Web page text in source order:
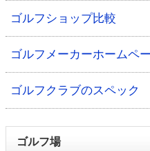
ゴルフショップ比較
ゴルフメーカーホームペ
ゴルフクラブのスペック
ゴルフ場